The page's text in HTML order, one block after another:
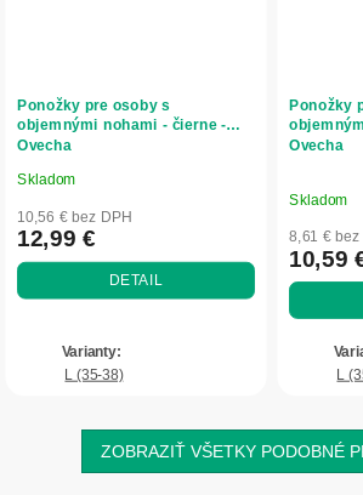
Ponožky pre osoby s
objemnými nohami - čierne -
Ovecha
Priemerné
hodnotenie
produktu
je
hviezdičiek.
Skladom
10,56 € bez DPH
12,99 €
DETAIL
L (35-38)
Ponožky
Ovecha
Skladom
8,61 € bez
10,59
L
ZOBRAZIŤ VŠETKY PODOBNÉ